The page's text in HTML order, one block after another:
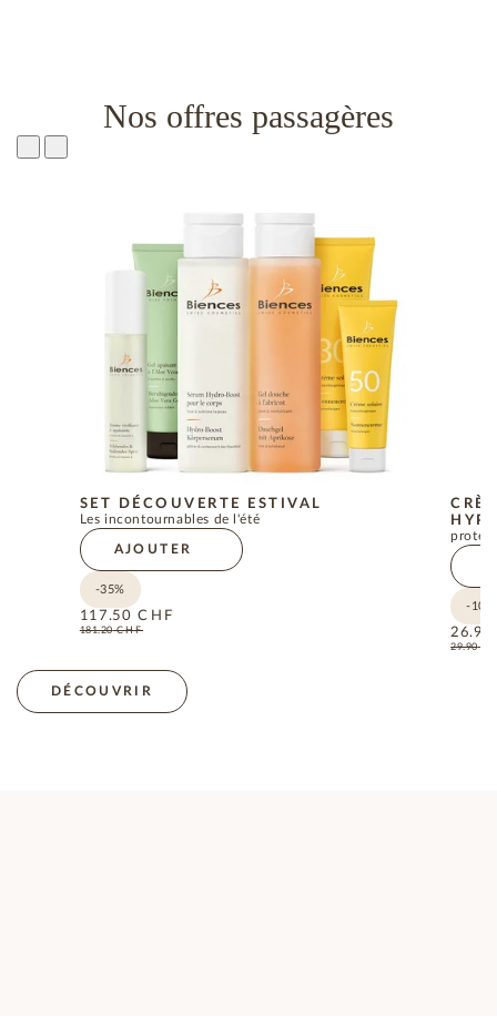
Nos offres passagères
SET DÉCOUVERTE ESTIVAL
Les incontournables de l'été
AJOUTER
-35%
117.50 CHF
181.20CHF
-10%
26.90
29.90
DÉCOUVRIR